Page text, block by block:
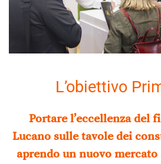
L’obiettivo
Portare l’eccellenza del
Lucano sulle tavole dei
aprendo un nuovo mercato